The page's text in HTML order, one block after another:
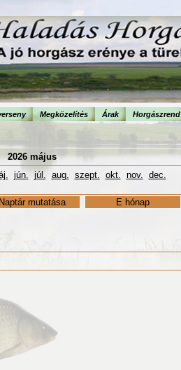
Megközelítés Árak Horgászrend
2026 május
jún. júl. aug. szept. okt. nov. dec.